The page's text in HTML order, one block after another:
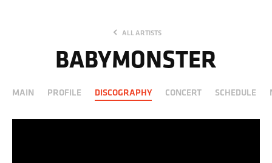
ALL ARTISTS
BABYMONSTER
MAIN PROFILE DISCOGRAPHY CONCERT SCHEDULE